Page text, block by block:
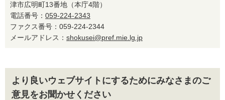
津市広明町13番地（本庁4階）
電話番号： 059-224-2343
ファクス番号：059-224-2344
メールアドレス： shokusei@pref.mie.lg.jp
より良いウェブサイトにするためにみなさまのご
意見をお聞かせください